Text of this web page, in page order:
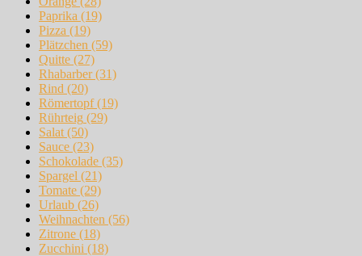
Paprika (19)
Pizza (19)
Plätzchen (59)
Quitte (27)
Rhabarber(31)
Rind (20)
Römertopf(19)
Rührteig (29)
Salat (50)
Sauce (23)
Schokolade (35)
Spargel (21)
Tomate (29)
Urlaub (26)
Weihnachten (56)
Zitrone (18)
Zucchini (18)